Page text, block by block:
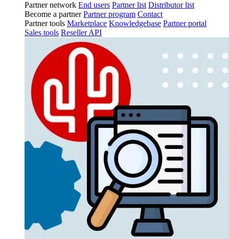
Partner network End users Partner list Distributor list
Become a partner Partner program Contact
Partner tools Marketplace Knowledgebase Partner portal
Sales tools Reseller API